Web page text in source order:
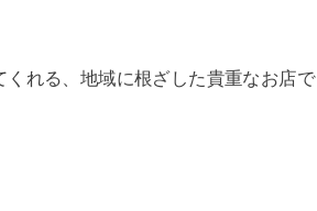
れる、地域に根ざした貴重なお店で